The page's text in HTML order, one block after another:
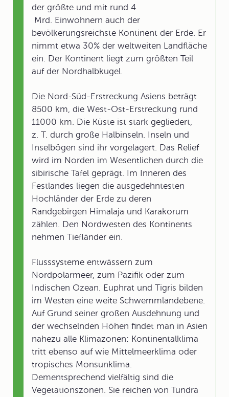
der größte und mit rund 4
Mrd. Einwohnern auch der
bevölkerungsreichste Kontinent der Erde. Er
nimmt etwa 30% der weltweiten Landfläche
ein. Der Kontinent liegt zum größten Teil
auf der Nordhalbkugel.
Die Nord-Süd-Erstreckung Asiens beträgt
8500 km, die West-Ost-Erstreckung rund
11000 km. Die Küste ist stark gegliedert,
z. T. durch große Halbinseln. Inseln und
Inselbögen sind ihr vorgelagert. Das Relief
wird im Norden im Wesentlichen durch die
sibirische Tafel geprägt. Im Inneren des
Festlandes liegen die ausgedehntesten
Hochländer der Erde zu deren
Randgebirgen Himalaja und Karakorum
zählen. Den Nordwesten des Kontinents
nehmen Tiefländer ein.
Flusssysteme entwässern zum
Nordpolarmeer, zum Pazifik oder zum
Indischen Ozean. Euphrat und Tigris bilden
im Westen eine weite Schwemmlandebene.
Auf Grund seiner großen Ausdehnung und
der wechselnden Höhen findet man in Asien
nahezu alle Klimazonen: Kontinentalklima
tritt ebenso auf wie Mittelmeerklima oder
tropisches Monsunklima.
Dementsprechend vielfältig sind die
Vegetationszonen. Sie reichen von Tundra